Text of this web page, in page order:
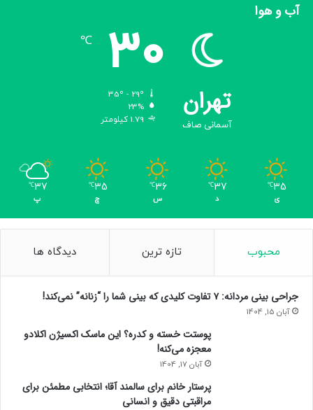
آب و هوا
تهران
آسمانی صاف
30
℃
23%
1.79 کیلومتر
35
℃
ی
37
℃
د
36
℃
س
35
℃
چ
37
℃
پ
محبوب تازه ترین دیدگاه ها
جراحی بینی مردانه: ۷ تفاوت کلیدی که بینی شما را “زنانه” نمی‌کند!
آبان 15, 1404
پوستت خسته و کدره؟ این ماسک اکسیژن اکلادو
معجزه می‌کنه!
آبان 17, 1404
پرستار خانم برای سالمند آقا؛ انتخابی مطمئن برای
مراقبتی دقیق و انسانی